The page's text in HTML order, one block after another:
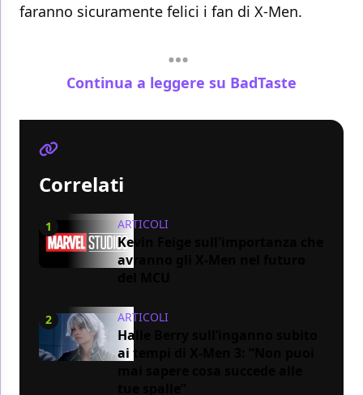
faranno sicuramente felici i fan di X-Men.
Continua a leggere su BadTaste
Correlati
1 ARTICOLI
Kevin Feige sull'importanza che
avranno gli X-Men nel futuro
2 ARTICOLI
Halle Berry sull’inganno subito
ai tempi di X-Men 3: “Non puoi